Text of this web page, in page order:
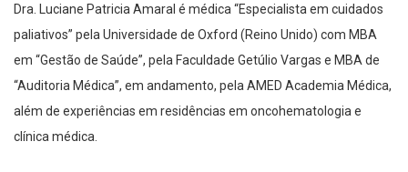
Dra. Luciane Patricia Amaral é médica “Especialista em cuidados
paliativos” pela Universidade de Oxford (Reino Unido) com MBA
em “Gestão de Saúde”, pela Faculdade Getúlio Vargas e MBA de
“Auditoria Médica”, em andamento, pela AMED Academia Médica,
além de experiências em residências em oncohematologia e
clínica médica.